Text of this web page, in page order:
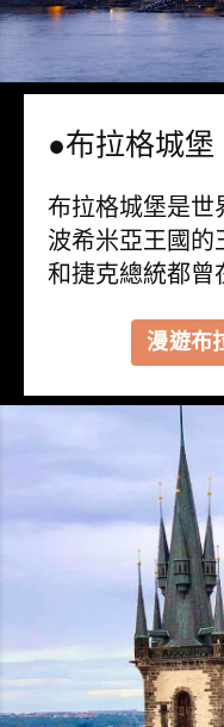
●布拉格城堡
布拉格城堡是世
波希米亞王國的
和捷克總統都曾
漫遊布